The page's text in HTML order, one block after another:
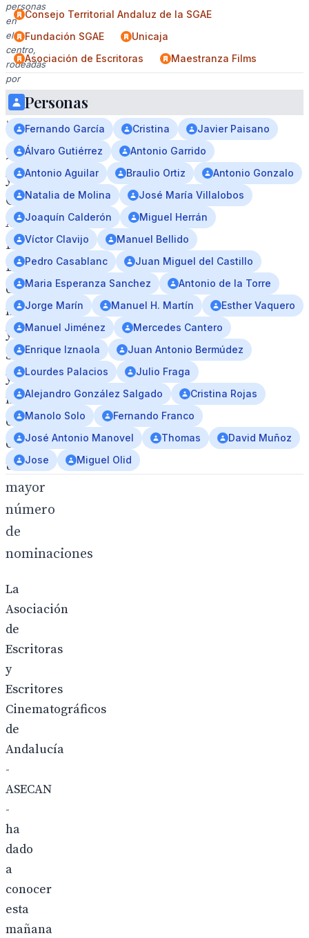
personas
en
el
centro,
rodeadas
por
árboles
y
vegetación.
>Techo
y
Comida,
Asesinos
Inocentes,
Lejos
del
mar
y
Seis
y
medio
destacan
con
un
mayor
número
de
nominaciones
La
Asociación
de
Escritoras
y
Escritores
Cinematográficos
de
Andalucía
-
ASECAN
-
ha
dado
a
conocer
esta
mañana
Consejo Territorial Andaluz de la SGAE
Fundación SGAE
Unicaja
Asociación de Escritoras
Maestranza Films
Personas
Fernando García Cristina
Javier Paisano
Álvaro Gutiérrez
Antonio Garrido
Antonio Aguilar
Braulio Ortiz
Antonio Gonzalo
Natalia de Molina
José María Villalobos
Joaquín Calderón
Miguel Herrán
Víctor Clavijo
Manuel Bellido
Pedro Casablanc
Juan Miguel del Castillo
Maria Esperanza Sanchez
Antonio de la Torre
Jorge Marín
Manuel H. Martín
Esther Vaquero
Manuel Jiménez
Mercedes Cantero
Enrique Iznaola
Juan Antonio Bermúdez
Lourdes Palacios
Julio Fraga
Alejandro González Salgado
Cristina Rojas
Manolo Solo
Fernando Franco
José Antonio Manovel
Thomas
David Muñoz
Jose
Miguel Olid